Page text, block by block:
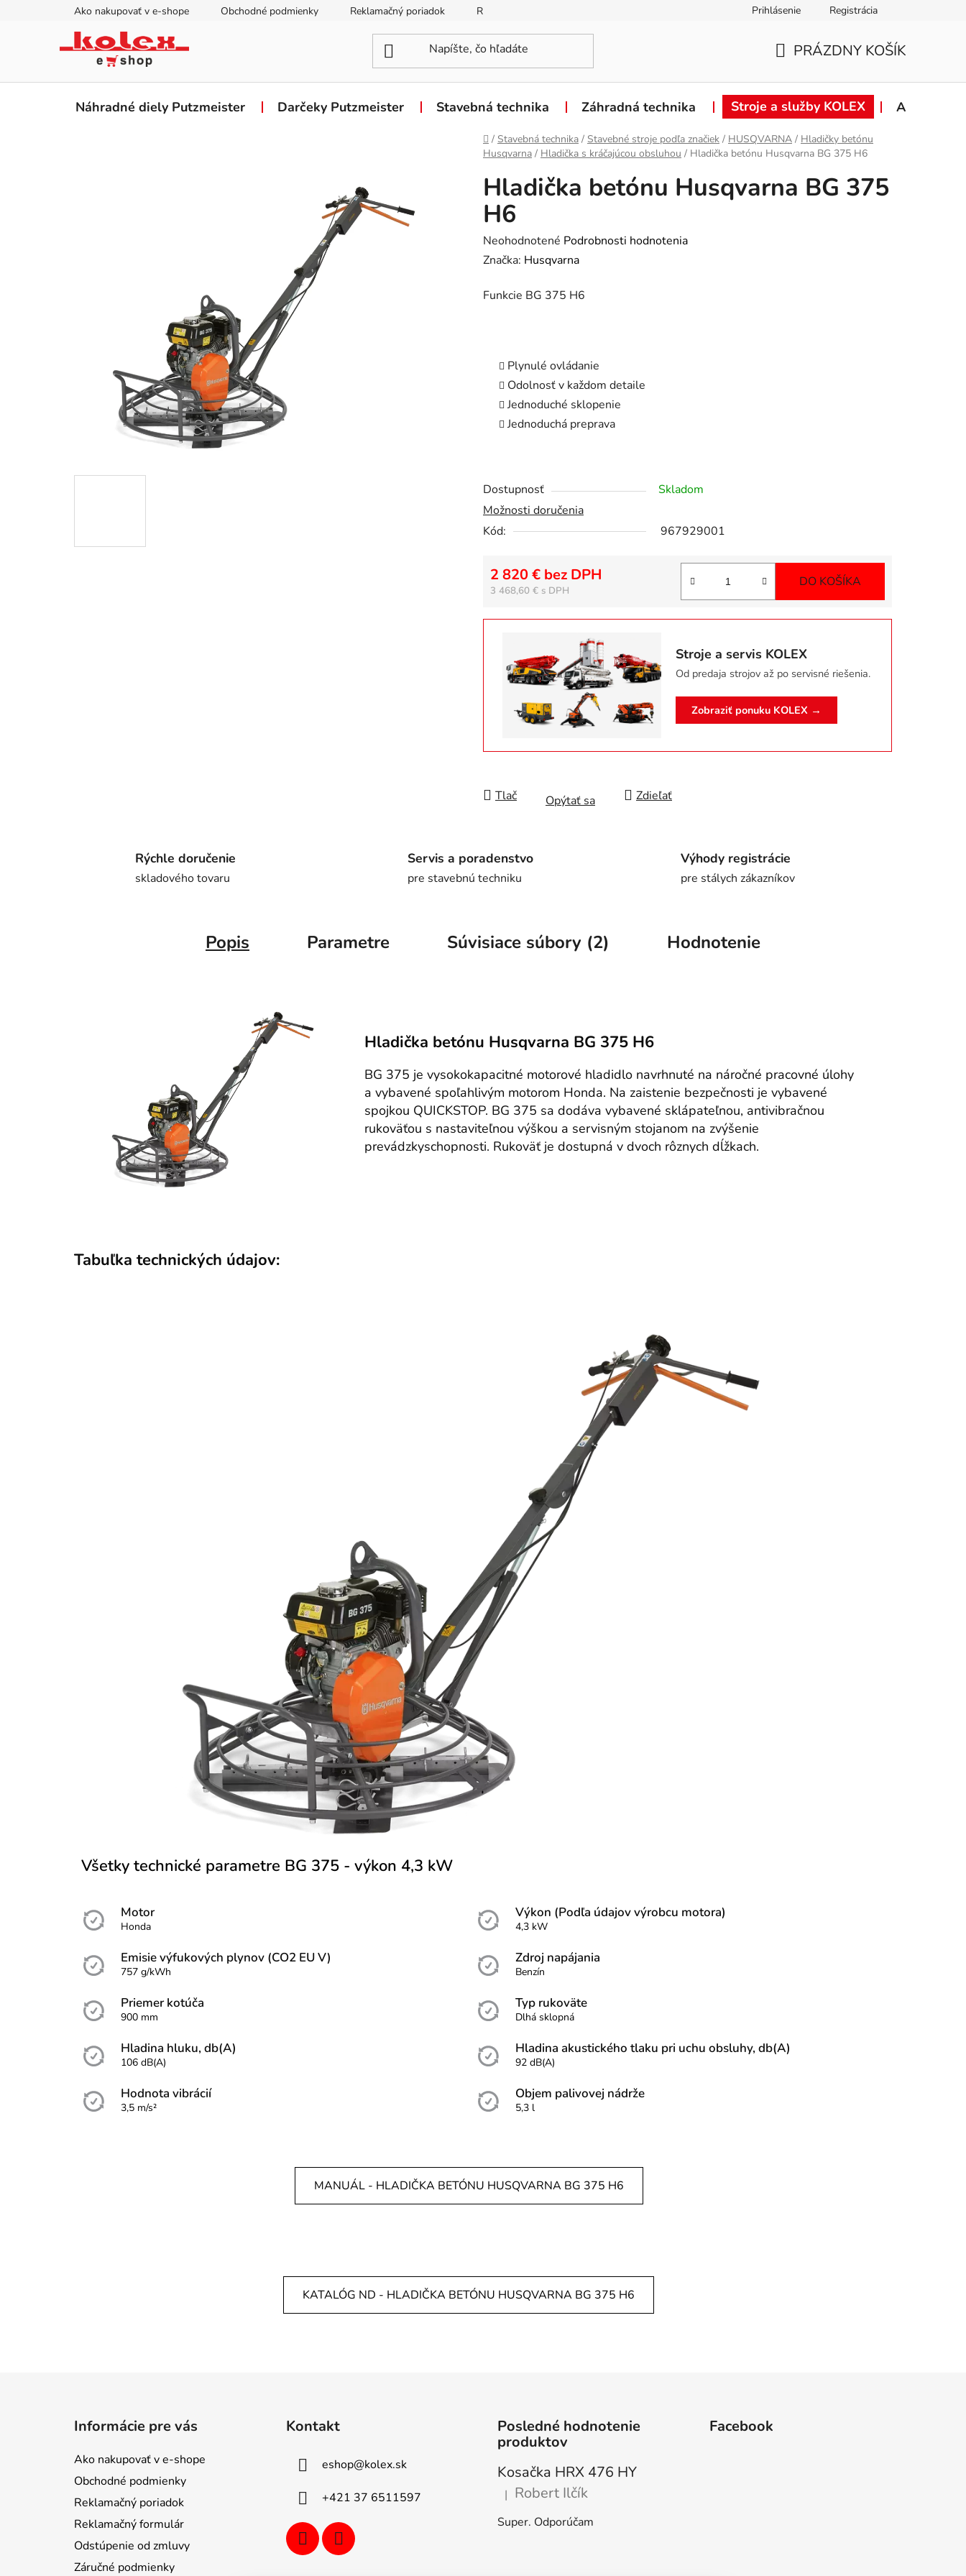
Ako nakupovať v e-shope Obchodné podmienky Reklamačný poriadok Reklamačný formulár Záručné podmienky Podmienky ochrany
Prihlásenie Registrácia
KOŠÍK
PRÁZDNY KOŠÍK
Náhradné diely Putzmeister Darčeky Putzmeister Stavebná technika Záhradná technika Stroje a služby KOLEX Akcie
Domov
/ Stavebná technika / Stavebné stroje podľa značiek / HUSQVARNA / Hladičky betónu
Husqvarna / Hladička s kráčajúcou obsluhou / Hladička betónu Husqvarna BG 375 H6
Hladička betónu Husqvarna BG 375
H6
Priemerné
hodnotenie
je
hviezdičiek.
Neohodnotené Podrobnosti hodnotenia
Značka: Husqvarna
Funkcie BG 375 H6
Plynulé ovládanie
Odolnosť v každom detaile
Jednoduché sklopenie
Jednoduchá preprava
Dostupnosť
Skladom
Možnosti doručenia
Kód:
967929001
3 468,60 €
2 820 € bez DPH DO KOŠÍKA
Stroje a servis KOLEX
Od predaja strojov až po servisné riešenia.
Zobraziť ponuku KOLEX →
Tlač Opýtať sa Zdieľať
Rýchle doručenie
skladového tovaru
Servis a poradenstvo
pre stavebnú techniku
Výhody registrácie
pre stálych zákazníkov
Popis Parametre Súvisiace súbory (2) Hodnotenie
Hladička betónu Husqvarna BG 375 H6
BG 375 je vysokokapacitné motorové hladidlo navrhnuté na náročné pracovné úlohy
a vybavené spoľahlivým motorom Honda. Na zaistenie bezpečnosti je vybavené
spojkou QUICKSTOP. BG 375 sa dodáva vybavené sklápateľnou, antivibračnou
rukoväťou s nastaviteľnou výškou a servisným stojanom na zvýšenie
prevádzkyschopnosti. Rukoväť je dostupná v dvoch rôznych dĺžkach.
Tabuľka technických údajov:
Všetky technické parametre BG 375 - výkon 4,3 kW
Motor
Honda
Výkon (Podľa údajov výrobcu motora)
4,3 kW
Emisie výfukových plynov (CO2 EU V)
757 g/kWh
Zdroj napájania
Benzín
Priemer kotúča
900 mm
Typ rukoväte
Dlhá sklopná
Hladina hluku, db(A)
106 dB(A)
Hladina akustického tlaku pri uchu obsluhy, db(A)
92 dB(A)
Hodnota vibrácií
3,5 m/s²
Objem palivovej nádrže
5,3 l
MANUÁL - HLADIČKA BETÓNU HUSQVARNA BG 375 H6
KATALÓG ND - HLADIČKA BETÓNU HUSQVARNA BG 375 H6
Informácie pre vás
Ako nakupovať v e-shope
Obchodné podmienky
Reklamačný poriadok
Reklamačný formulár
Odstúpenie od zmluvy
Záručné podmienky
Kontakt
eshop@kolex.sk
+421 37 6511597
Posledné hodnotenie
produktov
Kosačka HRX 476 HY
Hodnotenie produktu je 5 z 5 hviezdičiek.
| Robert Ilčík
Super. Odporúčam
Facebook